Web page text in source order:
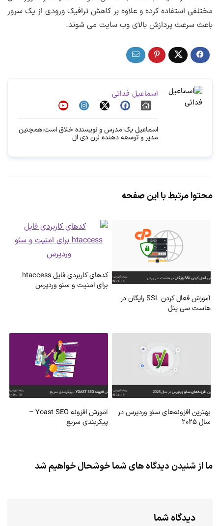
مختلفی استفاده کرده و علاوه بر کاهش ترافیک ورودی از یک سرور
باعث سرعت پردازش بالای وب سایت می شوند.
اسماعیل فدائی
اسماعیل یک مدرس و نویسنده خلاق است،همچنین
مدیر و توسعه دهنده لرن دی ال
محتوا مرتبط با این صفحه
آموزش فعال کردن SSL رایگان در
هاست سی پنل
کدهای کاربردی فایل htaccess
برای امنیت و سئو وردپرس
بهترین افزونه‌های سئو وردپرس در
سال ۲۰۲۵
آموزش افزونه Yoast SEO –
پیکربندی سریع
ما از شنیدن دیدگاه های شما خوشحال خواهیم شد
دیدگاه شما